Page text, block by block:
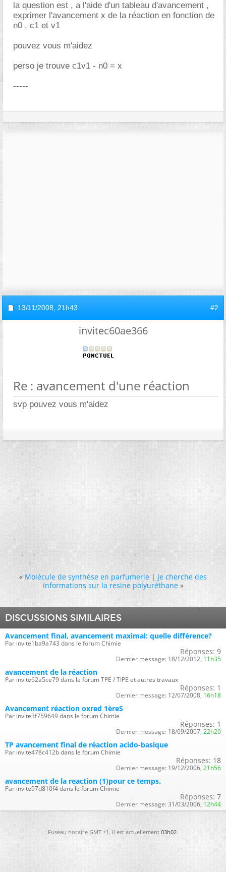
la question est , a l'aide d'un tableau d'avancement ,
exprimer l'avancement x de la réaction en fonction de
n0 , c1 et v1
pouvez vous m'aidez
perso je trouve c1v1 - n0 = x
-----
13/11/2008, 21h43 #2
invitec60ae366
Re : avancement d'une réaction
svp pouvez vous m'aidez
« Molécule de synthèse en parfumerie|Je cherche des
informations sur la resine polyuréthane »
DISCUSSIONS SIMILAIRES
Avancement final, avancement maximal: quelle différence?
Par invite1ba9a743 dans le forum Chimie
Réponses: 9
Dernier message: 18/12/2012, 11h35
avancement de la réaction
Par invite62a5ce79 dans le forum TPE / TIPE et autres travaux
Réponses: 1
Dernier message: 12/07/2008, 16h18
Avancement réaction oxred 1èreS
Par invite3f759649 dans le forum Chimie
Réponses: 1
Dernier message: 18/09/2007, 22h20
TP avancement final de réaction acido-basique
Par invite478c412b dans le forum Chimie
Réponses: 18
Dernier message: 19/12/2006, 21h56
avancement de la reaction (1)pour ce temps.
Par invite97d810f4 dans le forum Chimie
Réponses: 7
Dernier message: 31/03/2006, 12h44
Fuseau horaire GMT +1. Il est actuellement03h02.